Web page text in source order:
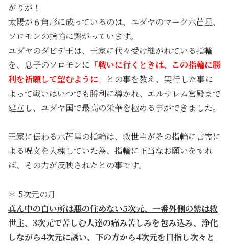
がりが！
太陽が６角形に成っているのは、ユダヤのマーク六芒星、
ソロモンの指輪に繋がっています。
ユダヤのダビデ王は、王家に代々受け継がれている指輪
を、息子のソロモンに 「戦いに行くときは、この指輪に勝
利を祈願して望むように」 との事を教え、実行した事に
よって戦いはいつでも勝利に導かれ、エルサレム宮殿まで
建立し、ユダヤ国で最高の栄華を極める事ができました。
王家に伝わる六芒星の指輪は、救世主がその指輪に言霊に
よる呪文を入魂していた為、指輪に正当なお願いをすれ
ば、その力が反映されたとの事です。
✽ 5次元の月
真ん中の白い所は悪の住めない5次元、一番外側の紫は救
世主、3次元で苦しむ人達の痛み苦しみを包み込み、浄化
しながら4次元に誘い、下の方から4次元を目指し次々と